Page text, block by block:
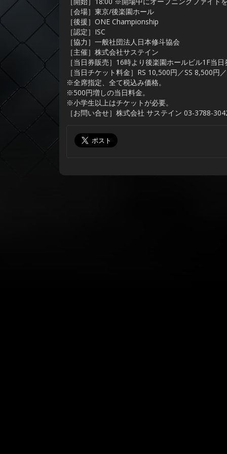
［会場］東京/後楽園ホール
［後援］ONE Championship
［認定］ISC
［協力］一般社団法人日本修斗協会
［主催］株式会社サステイン
［当日券販売］16時より後楽園ホールビル1F当
［当日チケット料金］RS 10,500円／SS 8,500円
※全席指定、全て税込み価格。
※500円増しの当日料金。
※小学生以上はチケットが必要。
［お問い合せ］株式会社 サステイン 03-3788-